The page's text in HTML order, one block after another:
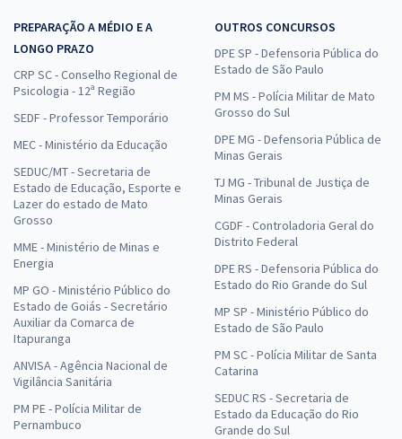
PREPARAÇÃO A MÉDIO E A
LONGO PRAZO
CRP SC - Conselho Regional de
Psicologia - 12ª Região
SEDF - Professor Temporário
MEC - Ministério da Educação
SEDUC/MT - Secretaria de
Estado de Educação, Esporte e
Lazer do estado de Mato
Grosso
MME - Ministério de Minas e
Energia
MP GO - Ministério Público do
Estado de Goiás - Secretário
Auxiliar da Comarca de
Itapuranga
ANVISA - Agência Nacional de
Vigilância Sanitária
PM PE - Polícia Militar de
Pernambuco
OUTROS CONCURSOS
DPE SP - Defensoria Pública do
Estado de São Paulo
PM MS - Polícia Militar de Mato
Grosso do Sul
DPE MG - Defensoria Pública de
Minas Gerais
TJ MG - Tribunal de Justiça de
Minas Gerais
CGDF - Controladoria Geral do
Distrito Federal
DPE RS - Defensoria Pública do
Estado do Rio Grande do Sul
MP SP - Ministério Público do
Estado de São Paulo
PM SC - Polícia Militar de Santa
Catarina
SEDUC RS - Secretaria de
Estado da Educação do Rio
Grande do Sul